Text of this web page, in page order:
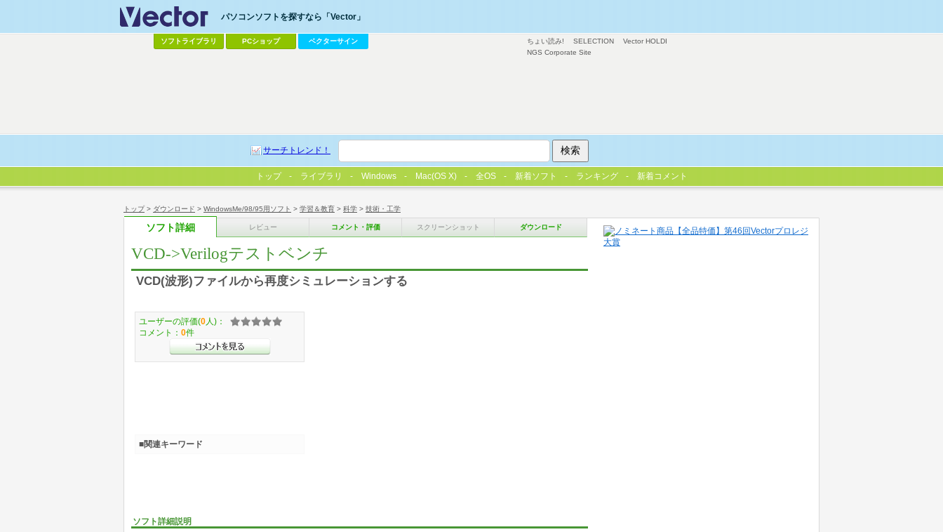
トップ> ダウンロード > WindowsMe/98/95用ソフト > 学習＆教育 > 科学 > 技術・工学
ソフト詳細 レビュー コメント・評価 スクリーンショット ダウンロード
VCD->Verilogテストベンチ
VCD(波形)ファイルから再度シミュレーションする
ソフト詳細説明
ユーザーの評価(0 人)：
コメント： 0件
■関連キーワード
ちょい読み! SELECTION
Vector HOLDI
NGS Corporate Site
パソコンソフトを探すなら「Vector」
ソフトライブラリ PCショップ ベクターサイン
サーチトレンド！
トップ ライブラリ Windows Mac(OS X) 全OS 新着ソフト ランキング 新着コメント